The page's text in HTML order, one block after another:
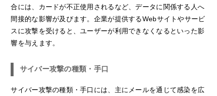
合には、カードが不正使用されるなど、データに関係する人へ
間接的な影響が及びます。企業が提供するWebサイトやサービ
スに攻撃を受けると、ユーザーが利用できなくなるといった影
響を与えます。
サイバー攻撃の種類・手口
サイバー攻撃の種類・手口には、主にメールを通じて感染を広